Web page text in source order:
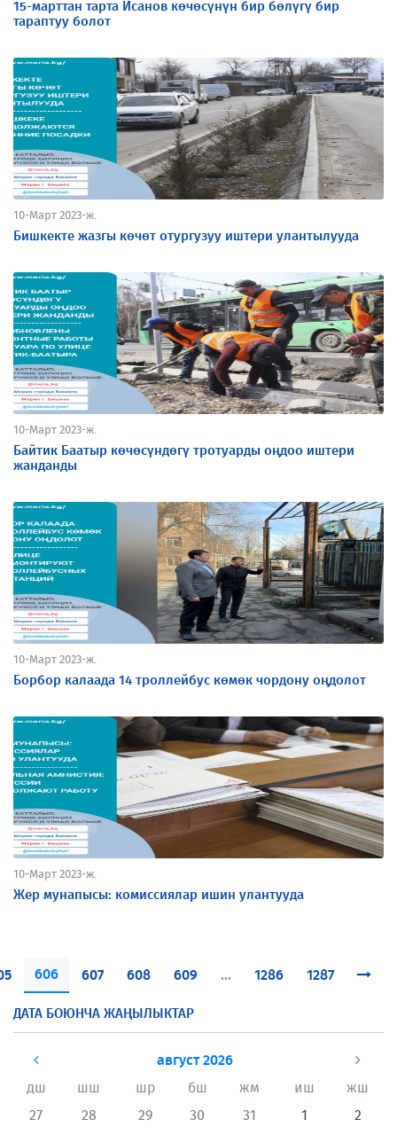
15-марттан тарта Исанов көчөсүнүн бир бөлүгү бир
тараптуу болот
10-Март 2023-ж.
Бишкекте жазгы көчөт отургузуу иштери улантылууда
10-Март 2023-ж.
Байтик Баатыр көчөсүндөгү тротуарды оңдоо иштери
жанданды
10-Март 2023-ж.
Борбор калаада 14 троллейбус көмөк чордону оңдолот
10-Март 2023-ж.
Жер мунапысы: комиссиялар ишин улантууда
606 607 608 609 ... 1286 1287
ДАТА БОЮНЧА ЖАҢЫЛЫКТАР
август 2026
дш
шш шр бш жм иш
жш
27
28 29 30 31 1
2